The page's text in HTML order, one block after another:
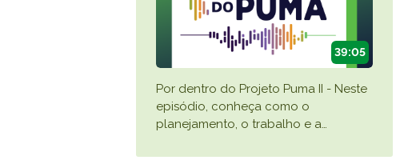
39:05
Por dentro do Projeto Puma II - Neste
episódio, conheça como o
planejamento, o trabalho e a…